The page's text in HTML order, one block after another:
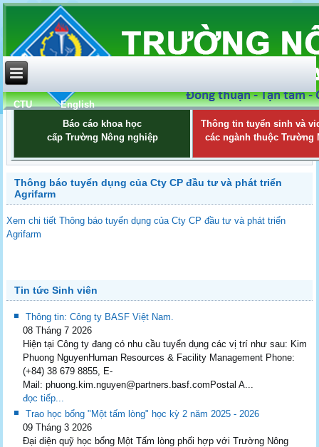
CTU
English
Báo cáo khoa học
cấp Trường Nông nghiệp
Thông tin tuyển sinh và
các ngành thuộc Trường
Thông báo tuyển dụng của Cty CP đầu tư và phát triển
Agrifarm
Xem chi tiết Thông báo tuyển dụng của Cty CP đầu tư và phát triển
Agrifarm
Tin tức Sinh viên
Thông tin: Công ty BASF Việt Nam.
08 Tháng 7 2026
Hiện tại Công ty đang có nhu cầu tuyển dụng các vị trí như sau: Kim
Phuong NguyenHuman Resources & Facility Management Phone:
(+84) 38 679 8855, E-
Mail: phuong.kim.nguyen@partners.basf.comPostal A...
đọc tiếp...
Trao học bổng "Một tấm lòng" học kỳ 2 năm 2025 - 2026
09 Tháng 3 2026
Đại diện quỹ học bổng Một Tấm lòng phối hợp với Trường Nông